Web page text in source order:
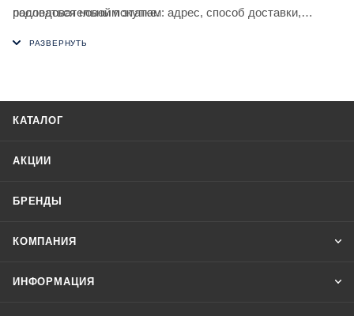
радоваться новой покупке.
последовательным этапам: адрес, способ доставки,
КАТАЛОГ
АКЦИИ
БРЕНДЫ
КОМПАНИЯ
ИНФОРМАЦИЯ